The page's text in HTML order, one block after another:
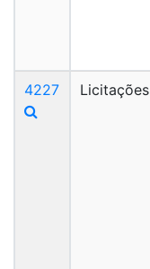
4227 Licitações